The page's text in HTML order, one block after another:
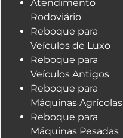
Atendimento
Rodoviário
Reboque para
Veículos de Luxo
Reboque para
Veículos Antigos
Reboque para
Máquinas Agrícolas
Reboque para
Máquinas Pesadas